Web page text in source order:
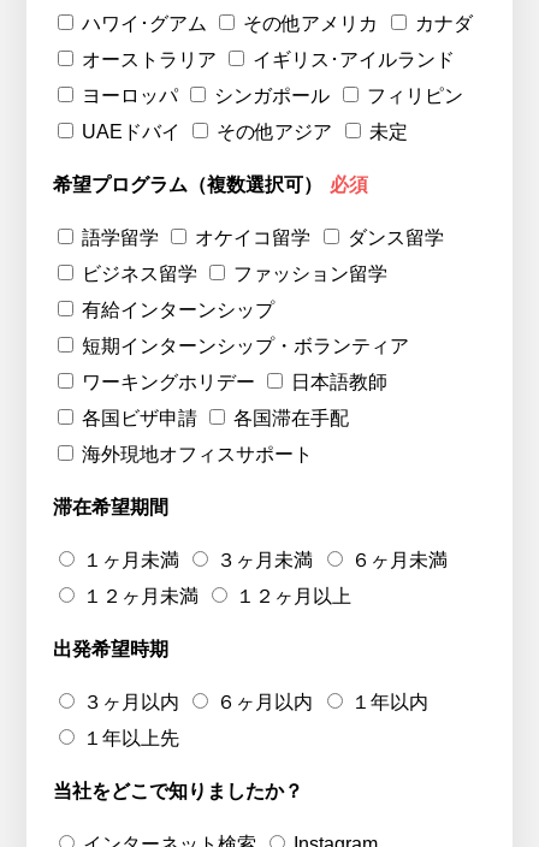
ハワイ･グアム
その他アメリカ
カナダ
オーストラリア
イギリス･アイルランド
ヨーロッパ
シンガポール
フィリピン
UAEドバイ
その他アジア 未定
希望プログラム（複数選択可） 必須
語学留学 オケイコ留学
ダンス留学
ビジネス留学
ファッション留学
有給インターンシップ
短期インターンシップ・ボランティア
ワーキングホリデー
日本語教師
各国ビザ申請
各国滞在手配
海外現地オフィスサポート
滞在希望期間
１ヶ月未満 ３ヶ月未満
６ヶ月未満
１２ヶ月未満
１２ヶ月以上
出発希望時期
３ヶ月以内 ６ヶ月以内
１年以内
１年以上先
当社をどこで知りましたか？